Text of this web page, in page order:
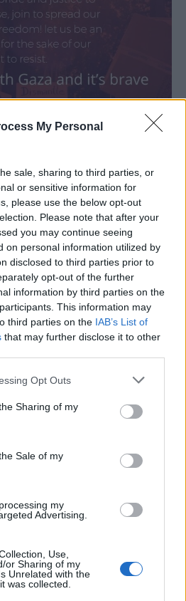
My Personal
sale, sharing to third parties, or
or sensitive information for
please use the below opt-out
Please note that after your
you may continue seeing
on personal information utilized by
disclosed to third parties prior to
opt-out of the further
information by third parties on the
This information may
third parties on the IAB’s List of
that may further disclose it to other
app uses one or more Google
usage behaviour. You may click to
and its third-party tags to
purposes in below Google
Opt Outs
Sharing of my
Sale of my
my
Advertising.
Use,
or Sharing of my
Unrelated with the
was collected.
évtizedben
a magyar zsidóság és
számos nyugat-
ezrek, tízezrek
a palesztin
Magyarországon
tartani.
kérjük a magyar
rendelkező szerveket,
a zsidó közösségek
Embernek tartó személy
sértő megmozdulást.
szólította a világ muszlimjait a
egykori vezetője